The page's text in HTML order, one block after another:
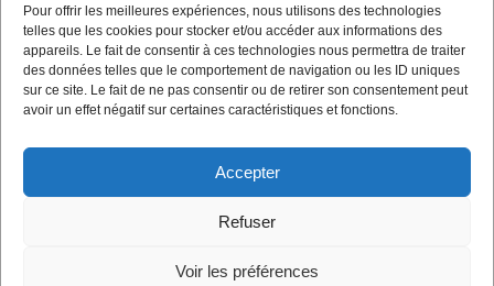
Pour offrir les meilleures expériences, nous utilisons des technologies
telles que les cookies pour stocker et/ou accéder aux informations des
appareils. Le fait de consentir à ces technologies nous permettra de traiter
des données telles que le comportement de navigation ou les ID uniques
sur ce site. Le fait de ne pas consentir ou de retirer son consentement peut
avoir un effet négatif sur certaines caractéristiques et fonctions.
Accepter
Refuser
Voir les préférences
confidentialité.
Politique de confidentialité
Conditions Générales Plan du site